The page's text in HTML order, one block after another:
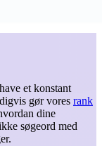
et konstant
gør vores rank
dine
søgeord med